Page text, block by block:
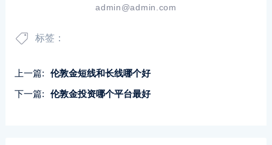
admin@admin.com
标签：
上一篇:
伦敦金短线和长线哪个好
下一篇:
伦敦金投资哪个平台最好